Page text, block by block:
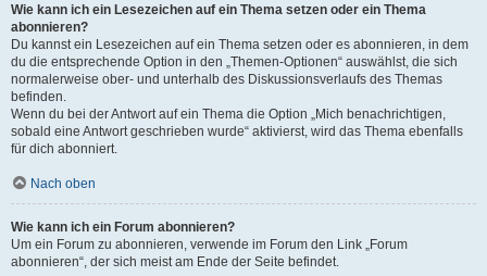
Wie kann ich ein Lesezeichen auf ein Thema setzen oder ein Thema
abonnieren?
Du kannst ein Lesezeichen auf ein Thema setzen oder es abonnieren, in dem
du die entsprechende Option in den „Themen-Optionen“ auswählst, die sich
normalerweise ober- und unterhalb des Diskussionsverlaufs des Themas
befinden.
Wenn du bei der Antwort auf ein Thema die Option „Mich benachrichtigen,
sobald eine Antwort geschrieben wurde“ aktivierst, wird das Thema ebenfalls
für dich abonniert.
Nach oben
Wie kann ich ein Forum abonnieren?
Um ein Forum zu abonnieren, verwende im Forum den Link „Forum
abonnieren“, der sich meist am Ende der Seite befindet.